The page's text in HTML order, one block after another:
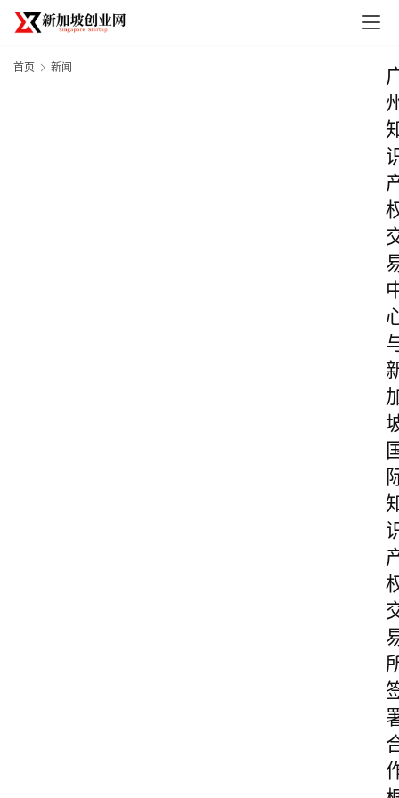
首页 新闻